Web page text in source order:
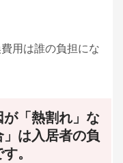
用は誰の負担にな
「熱割れ」な
は入居者の負
。